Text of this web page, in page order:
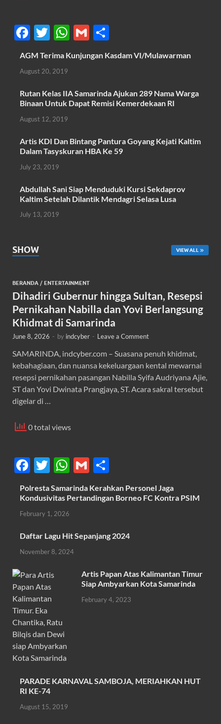
F
ac
e
b
o
o
k
T
w
itt
er
W
h
at
A
p
G
ail
h
ar
AGM Terima Kunjungan Kasdam VI/Mulawarman
August 20, 2019
Rutan Kelas IIA Samarinda Ajukan 289 Nama Warga
Binaan Untuk Dapat Remisi Kemerdekaan RI
August 12, 2019
Artis KDI Dan Bintang Pantura Goyang Kejati Kaltim
Dalam Tasyskuran HBA Ke 59
July 23, 2019
Abdullah Sani Siap Menduduki Kursi Sekdaprov
Kaltim Setelah Dilantik Mendagri Selasa Lusa
July 13, 2019
SHOW VIEW ALL
BERANDA / ENTERTAINMENT
Dihadiri Gubernur hingga Sultan, Resepsi
Pernikahan Nabilla dan Yovi Berlangsung
Khidmat di Samarinda
June 8, 2026 - by indcyber - Leave a Comment
SAMARINDA, indcyber.com – Suasana penuh khidmat,
kebahagiaan, dan nuansa kekeluargaan kental mewarnai
resepsi pernikahan pasangan Nabilla Syifa Audriyana Ajie,
ST dan Yovi Dwinata Prangjaya, ST. Acara sakral tersebut
digelar di …
0 total views
F
ac
e
b
o
o
k
T
w
itt
er
W
h
at
A
p
p
G
m
ail
h
ar
Polresta Samarinda Kerahkan Personel Jaga
Kondusivitas Pertandingan Borneo FC Kontra PSIM
February 1, 2026
Daftar Lagu Hit Sepanjang 2024
November 8, 2024
Artis Papan Atas Kalimantan Timur
Siap Ambyarkan Kota Samarinda
February 4, 2023
PARADE KARNAVAL SAMBOJA, MERIAHKAN HUT
RI KE-74
August 15, 2019